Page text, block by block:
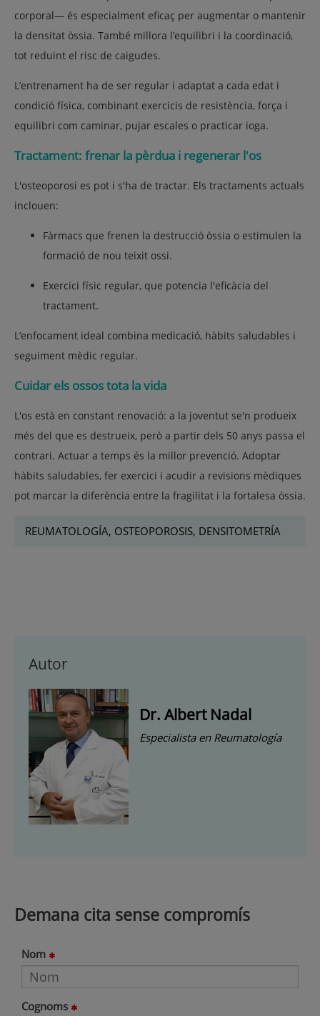
corporal— és especialment eficaç per augmentar o mantenir
la densitat òssia. També millora l’equilibri i la coordinació,
tot reduint el risc de caigudes.
L’entrenament ha de ser regular i adaptat a cada edat i
condició física, combinant exercicis de resistència, força i
equilibri com caminar, pujar escales o practicar ioga.
Tractament: frenar la pèrdua i regenerar l'os
L'osteoporosi es pot i s'ha de tractar. Els tractaments actuals
inclouen:
Fàrmacs que frenen la destrucció òssia o estimulen la
formació de nou teixit ossi.
Exercici físic regular, que potencia l'eficàcia del
tractament.
L’enfocament ideal combina medicació, hàbits saludables i
seguiment mèdic regular.
Cuidar els ossos tota la vida
L'os està en constant renovació: a la joventut se'n produeix
més del que es destrueix, però a partir dels 50 anys passa el
contrari. Actuar a temps és la millor prevenció. Adoptar
hàbits saludables, fer exercici i acudir a revisions mèdiques
pot marcar la diferència entre la fragilitat i la fortalesa òssia.
REUMATOLOGÍA, OSTEOPOROSIS, DENSITOMETRÍA
Autor
Dr. Albert Nadal
Especialista en Reumatología
Demana cita sense compromís
Nom
Cognoms